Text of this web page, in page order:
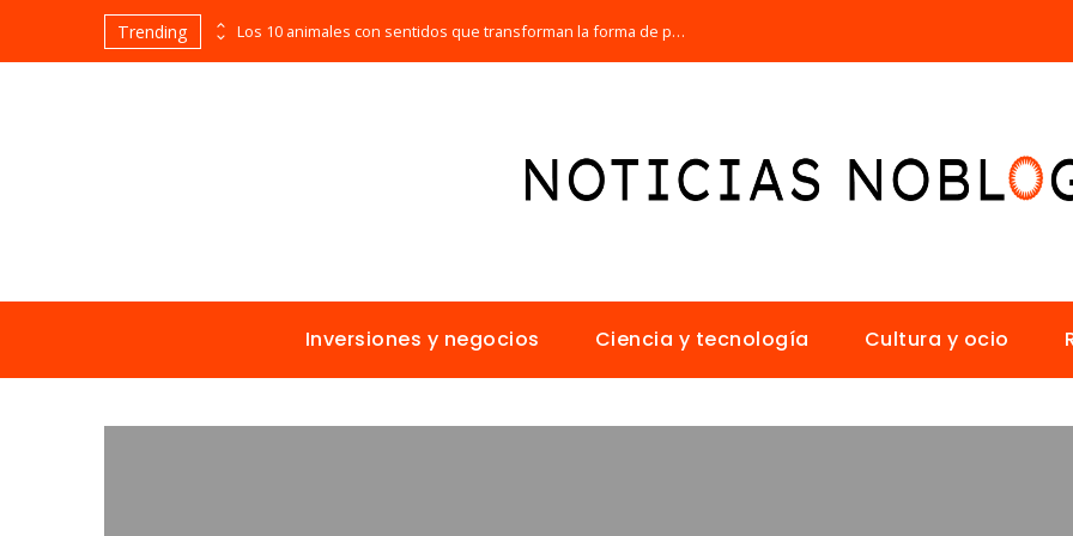
Trending Las empresas que alcanzaron los picos más altos en valor bursátil histórico Los 10 animales con sentidos que transforman la forma de percibir el mundo
Inversiones y negocios Ciencia y tecnología Cultura y ocio